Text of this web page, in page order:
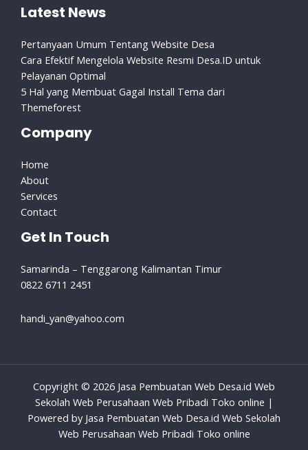
Latest News
Pertanyaan Umum Tentang Website Desa
Cara Efektif Mengelola Website Resmi Desa.ID untuk
Pelayanan Optimal
5 Hal yang Membuat Gagal Install Tema dari
Themeforest
Company
Home
About
Services
Contact
Get In Touch
Samarinda – Tenggarong Kalimantan Timur
0822 6711 2451
handi_yan@yahoo.com
Copyright © 2026 Jasa Pembuatan Web Desa.id Web
Sekolah Web Perusahaan Web Pribadi Toko online |
Powered by Jasa Pembuatan Web Desa.id Web Sekolah
Web Perusahaan Web Pribadi Toko online